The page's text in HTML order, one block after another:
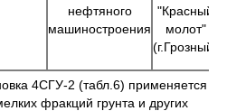
нефтяного
машиностроения
"Красный
молот"
(г.Грозный)
4СГУ-2 (табл.6) применяется
фракций грунта и других